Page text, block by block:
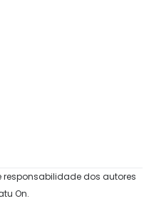
dos autores
On.